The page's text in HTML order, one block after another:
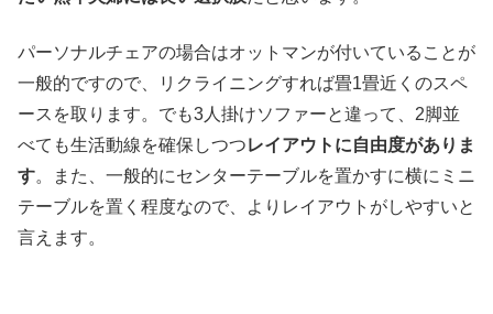
パーソナルチェアの場合はオットマンが付いていることが
一般的ですので、リクライニングすれば畳1畳近くのスペ
ースを取ります。でも3人掛けソファーと違って、2脚並
べても生活動線を確保しつつレイアウトに自由度がありま
す。また、一般的にセンターテーブルを置かすに横にミニ
テーブルを置く程度なので、よりレイアウトがしやすいと
言えます。